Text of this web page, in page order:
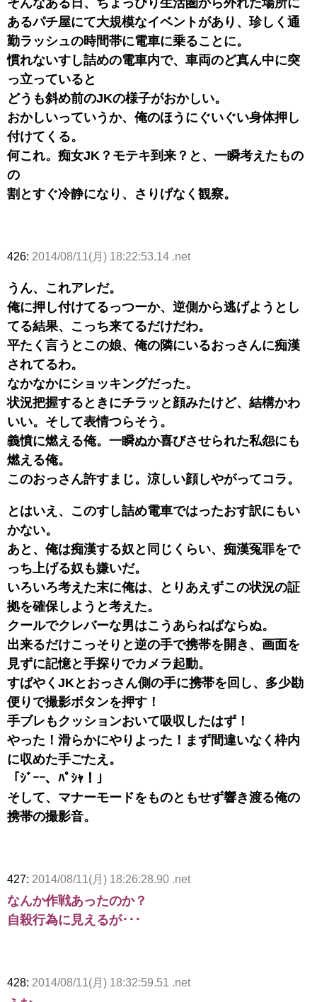
そんなある日、ちょっぴり生活圏から外れた場所に
あるパチ屋にて大規模なイベントがあり、珍しく通
勤ラッシュの時間帯に電車に乗ることに。
慣れないすし詰めの電車内で、車両のど真ん中に突
っ立っていると
どうも斜め前のJKの様子がおかしい。
おかしいっていうか、俺のほうにぐいぐい身体押し
付けてくる。
何これ。痴女JK？モテキ到来？と、一瞬考えたもの
の
割とすぐ冷静になり、さりげなく観察。
426: 2014/08/11(月) 18:22:53.14 .net
うん、これアレだ。
俺に押し付けてるっつーか、逆側から逃げようとし
てる結果、こっち来てるだけだわ。
平たく言うとこの娘、俺の隣にいるおっさんに痴漢
されてるわ。
なかなかにショッキングだった。
状況把握するときにチラッと顔みたけど、結構かわ
いい。そして表情つらそう。
義憤に燃える俺。一瞬ぬか喜びさせられた私怨にも
燃える俺。
このおっさん許すまじ。涼しい顔しやがってコラ。
とはいえ、このすし詰め電車ではったおす訳にもい
かない。
あと、俺は痴漢する奴と同じくらい、痴漢冤罪をで
っち上げる奴も嫌いだ。
いろいろ考えた末に俺は、とりあえずこの状況の証
拠を確保しようと考えた。
クールでクレバーな男はこうあらねばならぬ。
出来るだけこっそりと逆の手で携帯を開き、画面を
見ずに記憶と手探りでカメラ起動。
すばやくJKとおっさん側の手に携帯を回し、多少勘
便りで撮影ボタンを押す！
手ブレもクッションおいて吸収したはず！
やった！滑らかにやりよった！まず間違いなく枠内
に収めた手ごたえ。
「ｼﾞｰｰ、ﾊﾟｼｬ！」
そして、マナーモードをものともせず響き渡る俺の
携帯の撮影音。
427: 2014/08/11(月) 18:26:28.90 .net
なんか作戦あったのか？
自殺行為に見えるが･･･
428: 2014/08/11(月) 18:32:59.51 .net